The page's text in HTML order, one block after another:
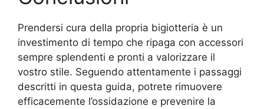
Prendersi cura della propria bigiotteria è un
investimento di tempo che ripaga con accessori
sempre splendenti e pronti a valorizzare il
vostro stile. Seguendo attentamente i passaggi
descritti in questa guida, potrete rimuovere
efficacemente l’ossidazione e prevenire la